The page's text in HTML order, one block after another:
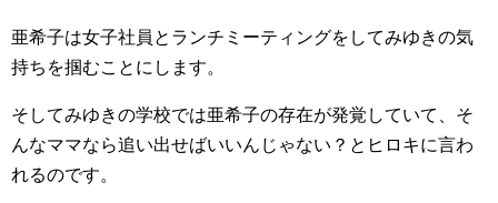
亜希子は女子社員とランチミーティングをしてみゆきの気
持ちを掴むことにします。
そしてみゆきの学校では亜希子の存在が発覚していて、そ
んなママなら追い出せばいいんじゃない？とヒロキに言わ
れるのです。